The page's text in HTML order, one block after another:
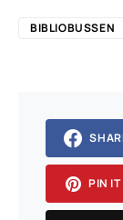
BIBLIOBUSSEN
PIN IT